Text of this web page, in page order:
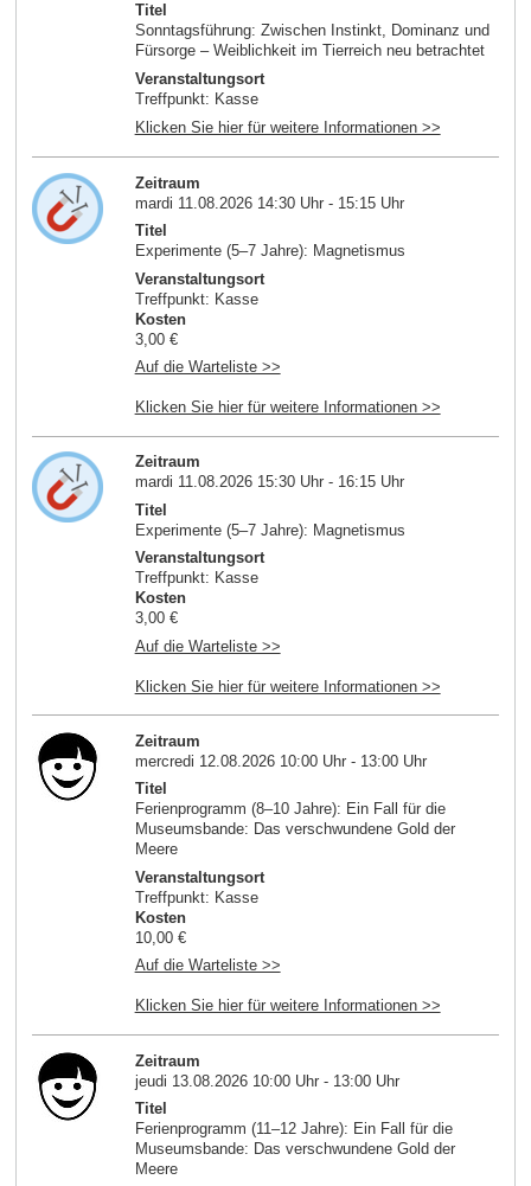
Titel
Sonntagsführung: Zwischen Instinkt, Dominanz und
Fürsorge – Weiblichkeit im Tierreich neu betrachtet
Veranstaltungsort
Treffpunkt: Kasse
Klicken Sie hier für weitere Informationen >>
Zeitraum
mardi 11.08.2026 14:30 Uhr - 15:15 Uhr
Titel
Experimente (5–7 Jahre): Magnetismus
Veranstaltungsort
Treffpunkt: Kasse
Kosten
3,00 €
Auf die Warteliste >>
Klicken Sie hier für weitere Informationen >>
Zeitraum
mardi 11.08.2026 15:30 Uhr - 16:15 Uhr
Titel
Experimente (5–7 Jahre): Magnetismus
Veranstaltungsort
Treffpunkt: Kasse
Kosten
3,00 €
Auf die Warteliste >>
Klicken Sie hier für weitere Informationen >>
Zeitraum
mercredi 12.08.2026 10:00 Uhr - 13:00 Uhr
Titel
Ferienprogramm (8–10 Jahre): Ein Fall für die
Museumsbande: Das verschwundene Gold der
Meere
Veranstaltungsort
Treffpunkt: Kasse
Kosten
10,00 €
Auf die Warteliste >>
Klicken Sie hier für weitere Informationen >>
Zeitraum
jeudi 13.08.2026 10:00 Uhr - 13:00 Uhr
Titel
Ferienprogramm (11–12 Jahre): Ein Fall für die
Museumsbande: Das verschwundene Gold der
Meere